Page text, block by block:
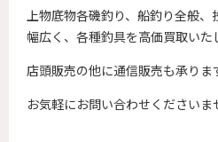
上物底物各磯釣り、船釣り全般、
幅広く、各種釣具を高価買取いた
店頭販売の他に通信販売も承りま
お気軽にお問い合わせくださいま